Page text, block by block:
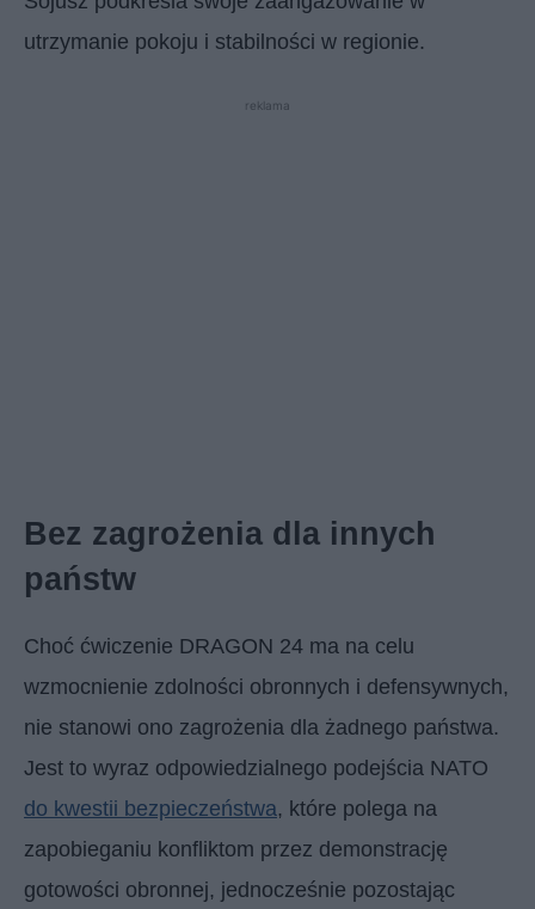
utrzymanie pokoju i stabilności w regionie.
reklama
Bez zagrożenia dla innych
państw
Choć ćwiczenie DRAGON 24 ma na celu
wzmocnienie zdolności obronnych i defensywnych,
nie stanowi ono zagrożenia dla żadnego państwa.
Jest to wyraz odpowiedzialnego podejścia NATO
do kwestii bezpieczeństwa, które polega na
zapobieganiu konfliktom przez demonstrację
gotowości obronnej, jednocześnie pozostając